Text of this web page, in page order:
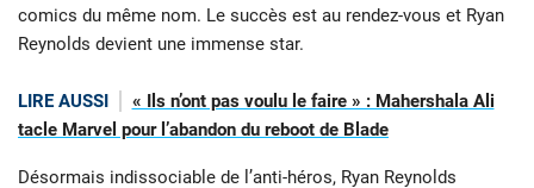
comics du même nom. Le succès est au rendez-vous et Ryan
Reynolds devient une immense star.
LIRE AUSSI
« Ils n’ont pas voulu le faire » : Mahershala Ali
tacle Marvel pour l’abandon du reboot de Blade
Désormais indissociable de l’anti-héros, Ryan Reynolds